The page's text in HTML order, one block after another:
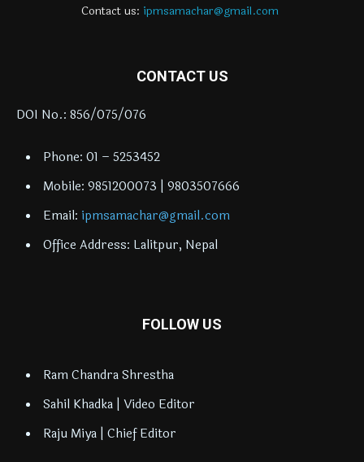
Contact us: ipmsamachar@gmail.com
CONTACT US
DOI No.: 856/075/076
Phone: 01 – 5253452
Mobile: 9851200073 | 9803507666
Email: ipmsamachar@gmail.com
Office Address: Lalitpur, Nepal
FOLLOW US
Ram Chandra Shrestha
Sahil Khadka | Video Editor
Raju Miya | Chief Editor